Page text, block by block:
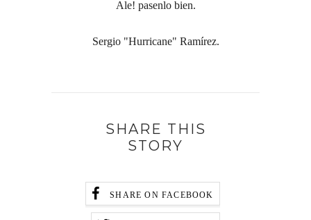
Ale! pasenlo bien.
Sergio "Hurricane" Ramírez.
SHARE THIS
STORY
SHARE ON FACEBOOK